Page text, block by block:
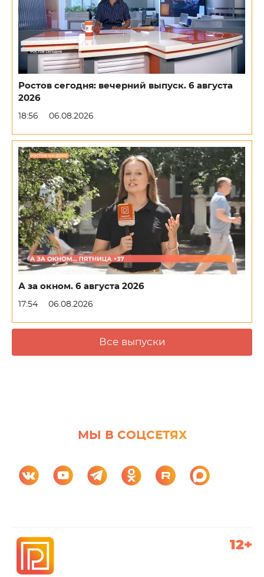
Ростов сегодня: вечерний выпуск. 6 августа
2026
18:56 06.08.2026
А за окном. 6 августа 2026
17:54 06.08.2026
Все выпуски
МЫ В СОЦСЕТЯХ
12+